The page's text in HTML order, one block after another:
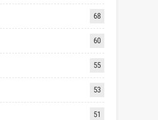
68
60
55
53
51